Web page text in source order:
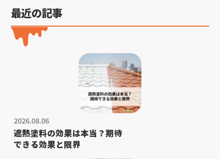
最近の記事
2026.08.06
遮熱塗料の効果は本当？期待
できる効果と限界